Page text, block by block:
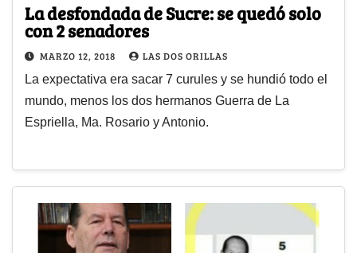
La desfondada de Sucre: se quedó solo
con 2 senadores
MARZO 12, 2018 LAS DOS ORILLAS
La expectativa era sacar 7 curules y se hundió todo el
mundo, menos los dos hermanos Guerra de La
Espriella, Ma. Rosario y Antonio.